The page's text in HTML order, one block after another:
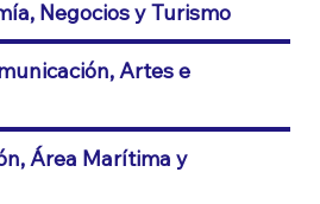
Negocios y Turismo
Artes e
Área Marítima y